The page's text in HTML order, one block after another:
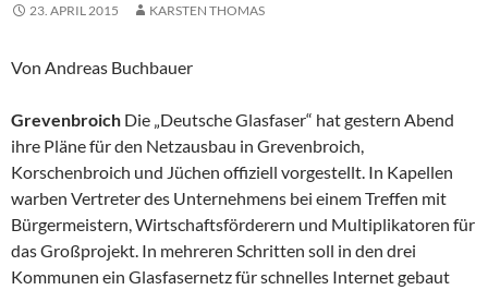
23. APRIL 2015 KARSTEN THOMAS
Von Andreas Buchbauer
Grevenbroich Die „Deutsche Glasfaser“ hat gestern Abend
ihre Pläne für den Netzausbau in Grevenbroich,
Korschenbroich und Jüchen offiziell vorgestellt. In Kapellen
warben Vertreter des Unternehmens bei einem Treffen mit
Bürgermeistern, Wirtschaftsförderern und Multiplikatoren für
das Großprojekt. In mehreren Schritten soll in den drei
Kommunen ein Glasfasernetz für schnelles Internet gebaut